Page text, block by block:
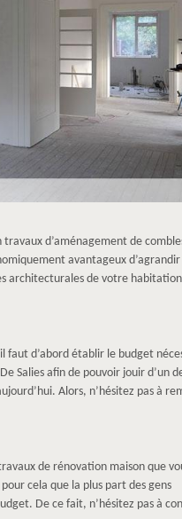
d’aménagement de
avantageux d’agrandir
architecturales de votre
faut d’abord établir le budget
Salies afin de pouvoir jouir d’un
Alors, n’hésitez pas à
de rénovation maison que
cela que la plus part des gens
De ce fait, n’hésitez pas à